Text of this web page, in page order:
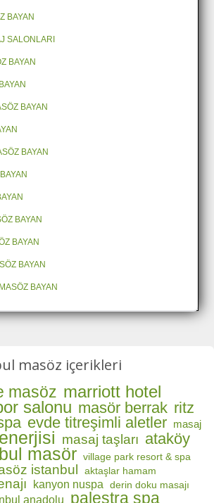
BAYAN
SALONLARI
BAYAN
BAYAN
BAYAN
BAYAN
BAYAN
BAYAN
BAYAN
masöz içerikleri
masöz marriott hotel
salonu masör berrak ritz
evde titreşimli aletler masaj
masaj taşları ataköy
masör village park resort & spa
istanbul aktaşlar hamam
kanyon nuspa derin doku masajı
anadolu palestra spa